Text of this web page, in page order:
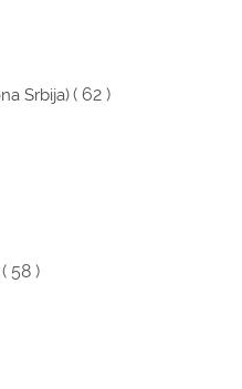
Srbija)( 62 )
( 58 )